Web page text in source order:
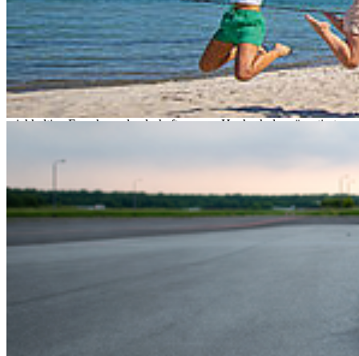
Studierende, Lehrende, Mitarbeitende sind herzlich eingeladen, im
Hörsaalgebäude Haus 5, Hörsaal 1, am Montag und Dienstag den
einzelnen oder allen Vorträgen zu folgen. „Hören Sie, was Ihre
Kolleg*innen, ihre Professor*innen zu welchen Themen in ihren
Forschungssemestern geforscht haben, sprechen Sie am Dienstag in
der Mensa mit den Mitarbeitenden aus den Forschungsprojekten,
wenn sie ihre Ergebnisse präsentieren“, fordert Eva-Maria Mertens,
Transferbeauftragte der Hochschule Stralsund, auf. Es werde die
reichhaltige Forschungslandschaft unserer Hochschule präsentiert –
Berichte aus den Forschungs- und Praxissemestern
geben
Grüning und Prof. Dr. Jan Sölter (Fakultät für Elektrotechnik
und Informatik), Prof. Dr. Mark Vehse, Prof. Dr. Gunther
Jäger (Fakultät für Maschinenbau) sowie Prof. Dr. Dirk
Engel, Prof. Dr. Rasa Rollberg, Prof. Dr. Marcus Scheibel,
Marquardt, Prof. Dr. Petra Maier, Prof. Dr. Thomas Dziekan
(alle Fakultät für Maschinenbau) sowie von Prof. Dr. Ivonne